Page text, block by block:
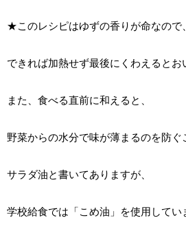
★このレシピはゆずの香りが命なので、
できれば加熱せず最後にくわえるとお
また、食べる直前に和えると、
野菜からの水分で味が薄まるのを防ぐ
サラダ油と書いてありますが、
学校給食では「こめ油」を使用してい